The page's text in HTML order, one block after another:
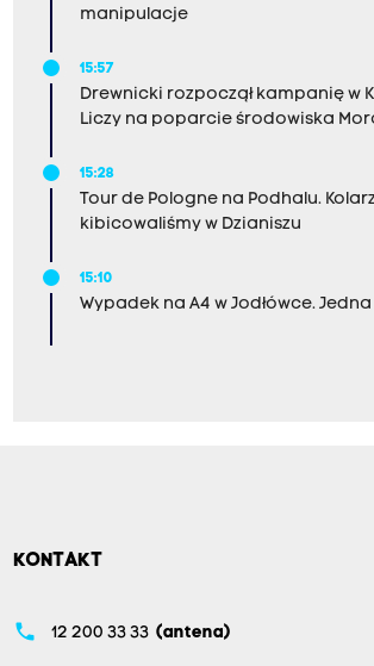
manipulacje
15:57
Drewnicki rozpoczął kampanię w
Liczy na poparcie środowiska
15:28
Tour de Pologne na Podhalu.
kibicowaliśmy w Dzianiszu
15:10
Wypadek na A4 w Jodłówce.
KONTAKT
phone 12 200 33 33 (antena)